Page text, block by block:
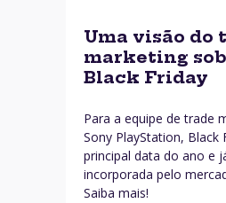
Uma visão do
marketing
Black Friday
Para a equipe de trade
Sony PlayStation, Black
principal data do ano e
incorporada pelo
Saiba mais!